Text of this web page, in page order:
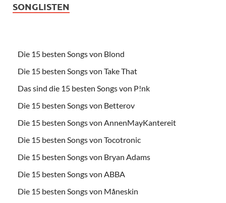
SONGLISTEN
Die 15 besten Songs von Blond
Die 15 besten Songs von Take That
Das sind die 15 besten Songs von P!nk
Die 15 besten Songs von Betterov
Die 15 besten Songs von AnnenMayKantereit
Die 15 besten Songs von Tocotronic
Die 15 besten Songs von Bryan Adams
Die 15 besten Songs von ABBA
Die 15 besten Songs von Måneskin